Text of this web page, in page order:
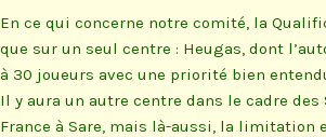
En ce qui concerne notre comité, la
que sur un seul centre : Heugas, dont
à 30 joueurs avec une priorité bien
Il y aura un autre centre dans le cadre
France à Sare, mais là-aussi, la limitation